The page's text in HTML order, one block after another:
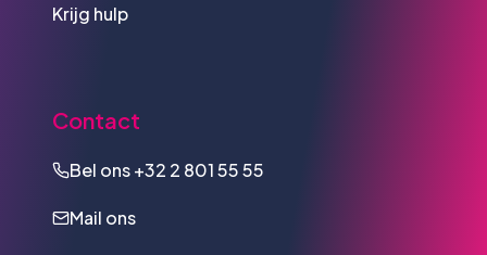
Krijg hulp
Contact
Bel ons+32 2 801 55 55
Mail ons